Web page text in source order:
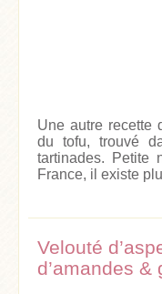
Une autre recette
du tofu, trouvé
tartinades. Petite
France, il existe
Velouté
d’amandes